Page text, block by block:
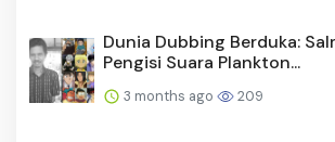
Dunia Dubbing Berduka:
Pengisi Suara Plankton...
3 months ago 209